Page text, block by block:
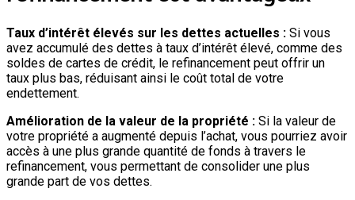
Taux d’intérêt élevés sur les dettes actuelles : Si vous
avez accumulé des dettes à taux d’intérêt élevé, comme des
soldes de cartes de crédit, le refinancement peut offrir un
taux plus bas, réduisant ainsi le coût total de votre
endettement.
Amélioration de la valeur de la propriété : Si la valeur de
votre propriété a augmenté depuis l’achat, vous pourriez avoir
accès à une plus grande quantité de fonds à travers le
refinancement, vous permettant de consolider une plus
grande part de vos dettes.